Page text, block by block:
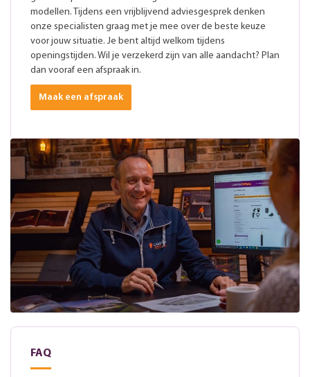
modellen. Tijdens een vrijblijvend adviesgesprek denken
onze specialisten graag met je mee over de beste keuze
voor jouw situatie. Je bent altijd welkom tijdens
openingstijden. Wil je verzekerd zijn van alle aandacht? Plan
dan vooraf een afspraak in.
Maak een afspraak
FAQ